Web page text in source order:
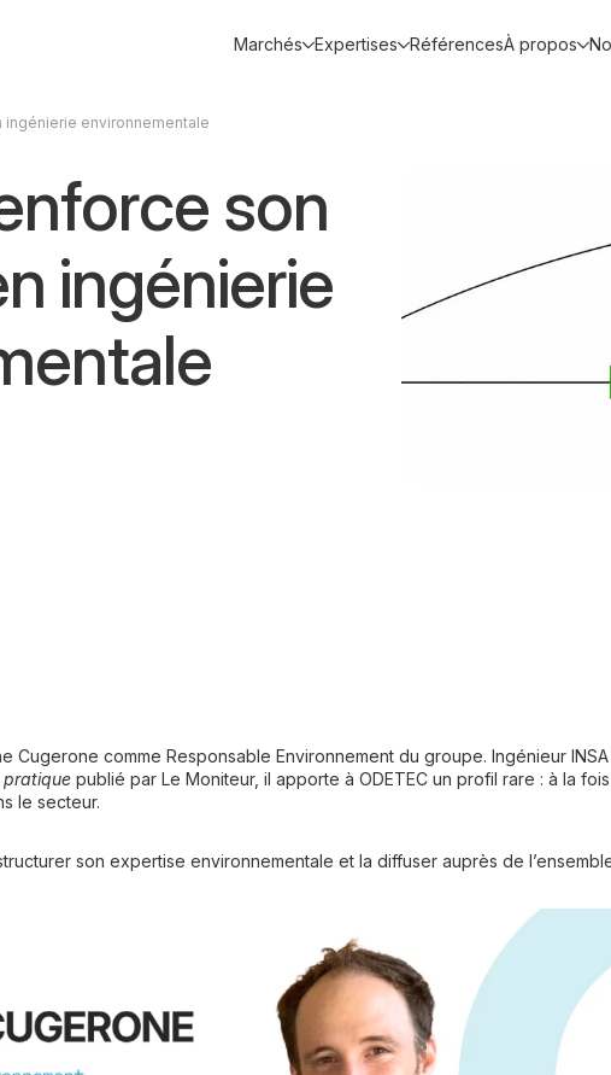
Marchés Expertises RéférencesÀ propos
ingénierie environnementale
son
ingénierie
Cugerone comme Responsable Environnement du groupe. Ingénieur
pratique publié par Le Moniteur, il apporte à ODETEC un profil rare : à la
le secteur.
son expertise environnementale et la diffuser auprès de